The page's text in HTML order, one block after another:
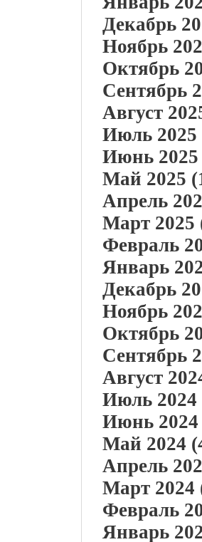
Декабрь
Ноябрь
Октябрь
Сентябрь
Август
Июль 2025
Июнь 2025
Май 2025
Апрель
Март 2025
Февраль
Январь
Декабрь
Ноябрь
Октябрь
Сентябрь
Август
Июль 2024
Июнь 2024
Май 2024
Апрель
Март 2024
Февраль
Январь